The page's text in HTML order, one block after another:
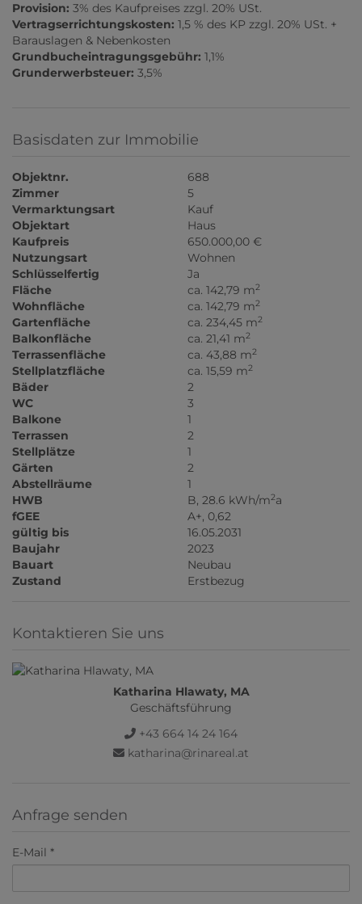
Provision: 3% des Kaufpreises zzgl. 20% USt.
Vertragserrichtungskosten: 1,5 % des KP zzgl. 20% USt. +
Barauslagen & Nebenkosten
Grundbucheintragungsgebühr: 1,1%
Grunderwerbsteuer: 3,5%
Basisdaten zur Immobilie
Objektnr.
688
Zimmer
5
Vermarktungsart
Kauf
Objektart
Haus
Kaufpreis
650.000,00 €
Nutzungsart
Wohnen
Schlüsselfertig
Ja
Fläche
ca. 142,79 m2
Wohnfläche ca. 142,79 m2
Gartenfläche ca. 234,45 m2
Balkonfläche ca. 21,41 m2
Terrassenfläche ca. 43,88 m2
Stellplatzfläche ca. 15,59 m2
Bäder
2
WC
3
Balkone
1
Terrassen
2
Stellplätze
1
Gärten
2
Abstellräume
1
HWB
B, 28.6 kWh/m2a
fGEE
A+, 0,62
gültig bis
16.05.2031
Baujahr
2023
Bauart
Neubau
Zustand
Erstbezug
Kontaktieren Sie uns
Katharina Hlawaty, MA
Geschäftsführung
+43 664 14 24 164
katharina@rinareal.at
Anfrage senden
E-Mail